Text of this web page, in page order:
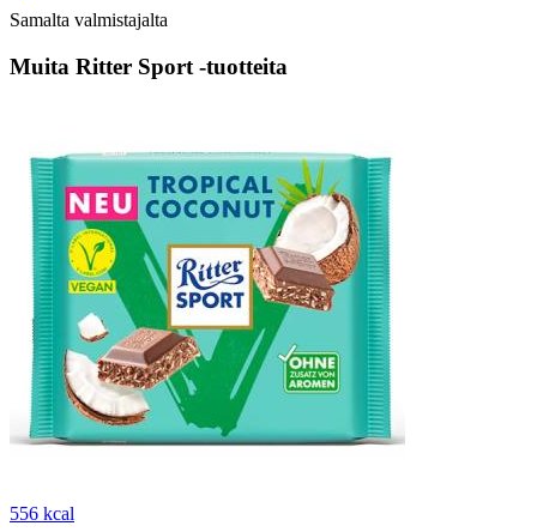
Samalta valmistajalta
Muita Ritter Sport -tuotteita
556 kcal